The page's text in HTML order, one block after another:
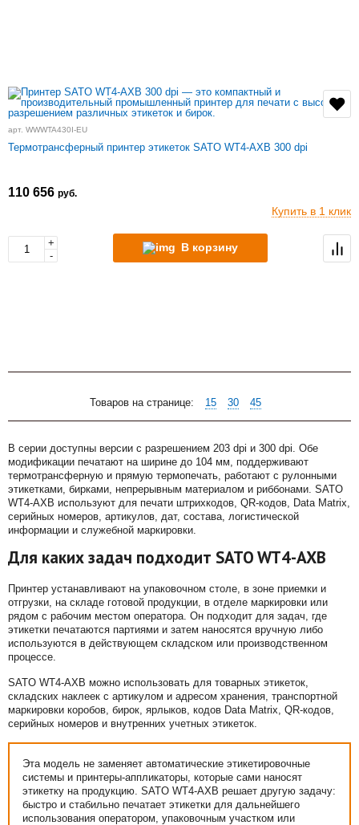
арт. WWWTA430I-EU
Термотрансферный принтер этикеток SATO WT4-AXB 300 dpi
110 656 руб.
Купить в 1 клик
+
-
В корзину
Товаров на странице: 15 30 45
В серии доступны версии с разрешением 203 dpi и 300 dpi. Обе
модификации печатают на ширине до 104 мм, поддерживают
термотрансферную и прямую термопечать, работают с рулонными
этикетками, бирками, непрерывным материалом и риббонами. SATO
WT4-AXB используют для печати штрихкодов, QR-кодов, Data Matrix,
серийных номеров, артикулов, дат, состава, логистической
информации и служебной маркировки.
Для каких задач подходит SATO WT4-AXB
Принтер устанавливают на упаковочном столе, в зоне приемки и
отгрузки, на складе готовой продукции, в отделе маркировки или
рядом с рабочим местом оператора. Он подходит для задач, где
этикетки печатаются партиями и затем наносятся вручную либо
используются в действующем складском или производственном
процессе.
SATO WT4-AXB можно использовать для товарных этикеток,
складских наклеек с артикулом и адресом хранения, транспортной
маркировки коробов, бирок, ярлыков, кодов Data Matrix, QR-кодов,
серийных номеров и внутренних учетных этикеток.
Эта модель не заменяет автоматические этикетировочные
системы и принтеры-аппликаторы, которые сами наносят
этикетку на продукцию. SATO WT4-AXB решает другую задачу:
быстро и стабильно печатает этикетки для дальнейшего
использования оператором, упаковочным участком или